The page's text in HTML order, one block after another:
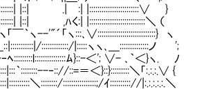
|::| .| :| |::::::::::::::::::::::::∨ }
|::| ,ﾊく:| |:::::::::::::::::::::::::::＼ （
￣｀ヽ--'"´「ヽ:::､∨::::::::::::::::::::::::::::} ヽ
:::::::::::::/|:::::ヽヽ､＿::::::::::::::ノ ';
ﾑ}::-＜'; ∨- ､｀＜}ヽ. ﾉ
::::::::--‐:://::=＝＜}::}:::::::::＼「:.:.:.∨ {
＼::::::::/::::::::::::::::;/ｲ:::::::::://|:.:.:.:.:.＼